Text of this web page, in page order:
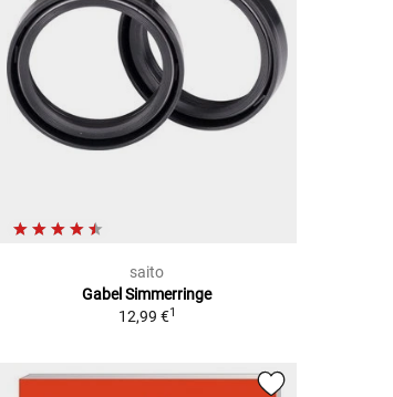
saito
Gabel Simmerringe
12,99 €1